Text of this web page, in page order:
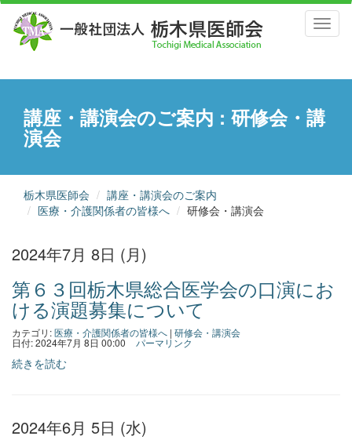
講座・講演会のご案内 : 研修会・講
演会
栃木県医師会
講座・講演会のご案内
医療・介護関係者の皆様へ
研修会・講演会
2024年7月 8日 (月)
第６３回栃木県総合医学会の口演にお
ける演題募集について
カテゴリ:医療・介護関係者の皆様へ | 研修会・講演会
日付: 2024年7月 8日 00:00 パーマリンク
続きを読む
2024年6月 5日 (水)